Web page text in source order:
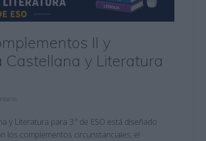
II y
Castellana y Literatura
y Literatura para 3.º de ESO está diseñado
los complementos circunstanciales, el